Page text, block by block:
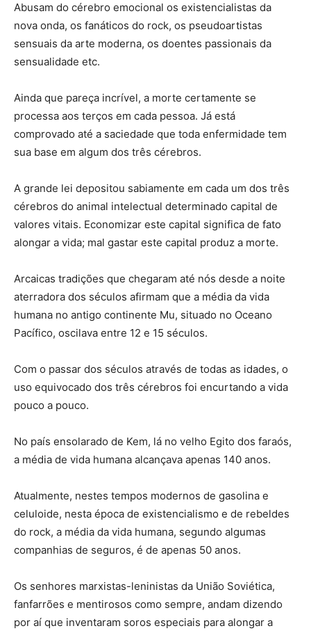
Abusam do cérebro emocional os existencialistas da
nova onda, os fanáticos do rock, os pseudoartistas
sensuais da arte moderna, os doentes passionais da
sensualidade etc.
Ainda que pareça incrível, a morte certamente se
processa aos terços em cada pessoa. Já está
comprovado até a saciedade que toda enfermidade tem
sua base em algum dos três cérebros.
A grande lei depositou sabiamente em cada um dos três
cérebros do animal intelectual determinado capital de
valores vitais. Economizar este capital significa de fato
alongar a vida; mal gastar este capital produz a morte.
Arcaicas tradições que chegaram até nós desde a noite
aterradora dos séculos afirmam que a média da vida
humana no antigo continente Mu, situado no Oceano
Pacífico, oscilava entre 12 e 15 séculos.
Com o passar dos séculos através de todas as idades, o
uso equivocado dos três cérebros foi encurtando a vida
pouco a pouco.
No país ensolarado de Kem, lá no velho Egito dos faraós,
a média de vida humana alcançava apenas 140 anos.
Atualmente, nestes tempos modernos de gasolina e
celuloide, nesta época de existencialismo e de rebeldes
do rock, a média da vida humana, segundo algumas
companhias de seguros, é de apenas 50 anos.
Os senhores marxistas-leninistas da União Soviética,
fanfarrões e mentirosos como sempre, andam dizendo
por aí que inventaram soros especiais para alongar a